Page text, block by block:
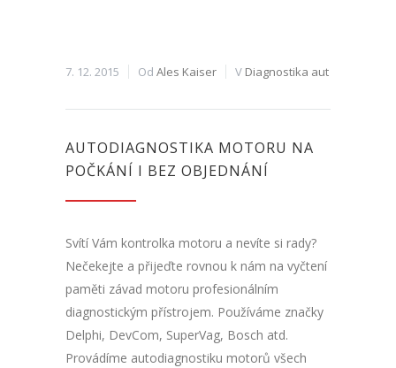
7. 12. 2015 Od Ales Kaiser V Diagnostika aut
AUTODIAGNOSTIKA MOTORU NA
POČKÁNÍ I BEZ OBJEDNÁNÍ
Svítí Vám kontrolka motoru a nevíte si rady?
Nečekejte a přijeďte rovnou k nám na vyčtení
paměti závad motoru profesionálním
diagnostickým přístrojem. Používáme značky
Delphi, DevCom, SuperVag, Bosch atd.
Provádíme autodiagnostiku motorů všech